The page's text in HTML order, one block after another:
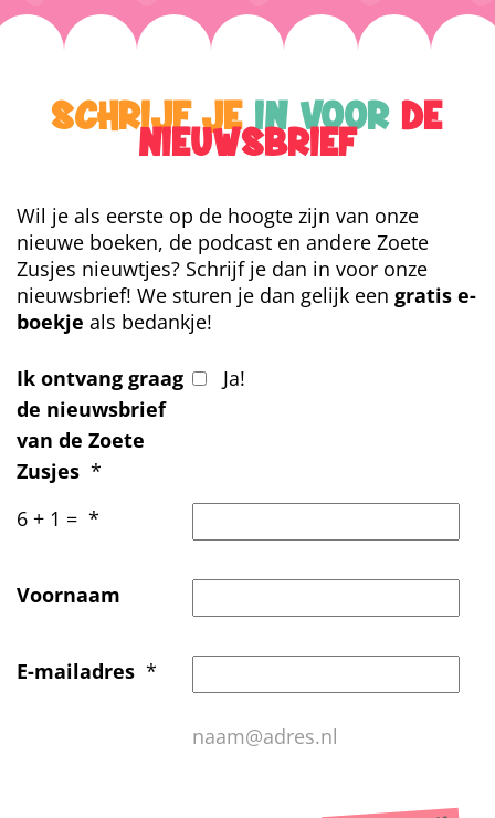
SCHRIJF JE IN VOOR DE
NIEUWSBRIEF
Wil je als eerste op de hoogte zijn van onze
nieuwe boeken, de podcast en andere Zoete
Zusjes nieuwtjes? Schrijf je dan in voor onze
nieuwsbrief! We sturen je dan gelijk een gratis e-
boekje als bedankje!
Ik ontvang graag
de nieuwsbrief
van de Zoete
Zusjes *
Ja!
6 + 1 = *
Voornaam
E-mailadres *
naam@adres.nl